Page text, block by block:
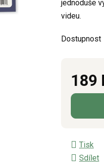
z
5
jednoduše
videu.
Dostupnost
189
Měrná
Tisk
Sdílet